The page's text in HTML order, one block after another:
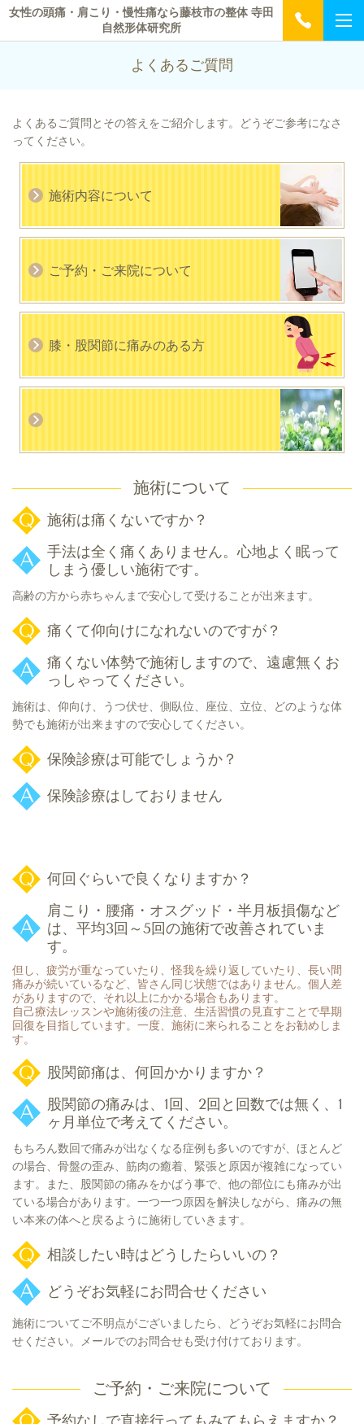
女性の頭痛・肩こり・慢性痛なら藤枝市の整体 寺田
自然形体研究所
よくあるご質問
よくあるご質問とその答えをご紹介します。どうぞご参考になさ
ってください。
施術内容について
ご予約・ご来院について
膝・股関節に痛みのある方
施術について
施術は痛くないですか？
手法は全く痛くありません。心地よく眠って
しまう優しい施術です。
高齢の方から赤ちゃんまで安心して受けることが出来ます。
痛くて仰向けになれないのですが？
痛くない体勢で施術しますので、遠慮無くお
っしゃってください。
施術は、仰向け、うつ伏せ、側臥位、座位、立位、どのような体
勢でも施術が出来ますので安心してください。
保険診療は可能でしょうか？
保険診療はしておりません
何回ぐらいで良くなりますか？
肩こり・腰痛・オスグッド・半月板損傷など
は、平均3回～5回の施術で改善されていま
す。
但し、疲労が重なっていたり、怪我を繰り返していたり、長い間
痛みが続いているなど、皆さん同じ状態ではありません。個人差
がありますので、それ以上にかかる場合もあります。
自己療法レッスンや施術後の注意、生活習慣の見直すことで早期
回復を目指しています。一度、施術に来られることをお勧めしま
す。
股関節痛は、何回かかりますか？
股関節の痛みは、1回、2回と回数では無く、1
ヶ月単位で考えてください。
もちろん数回で痛みが出なくなる症例も多いのですが、ほとんど
の場合、骨盤の歪み、筋肉の癒着、緊張と原因が複雑になってい
ます。また、股関節の痛みをかばう事で、他の部位にも痛みが出
ている場合があります。一つ一つ原因を解決しながら、痛みの無
い本来の体へと戻るように施術していきます。
相談したい時はどうしたらいいの？
どうぞお気軽にお問合せください
施術についてご不明点がございましたら、どうぞお気軽にお問合
せください。メールでのお問合せも受け付けております。
ご予約・ご来院について